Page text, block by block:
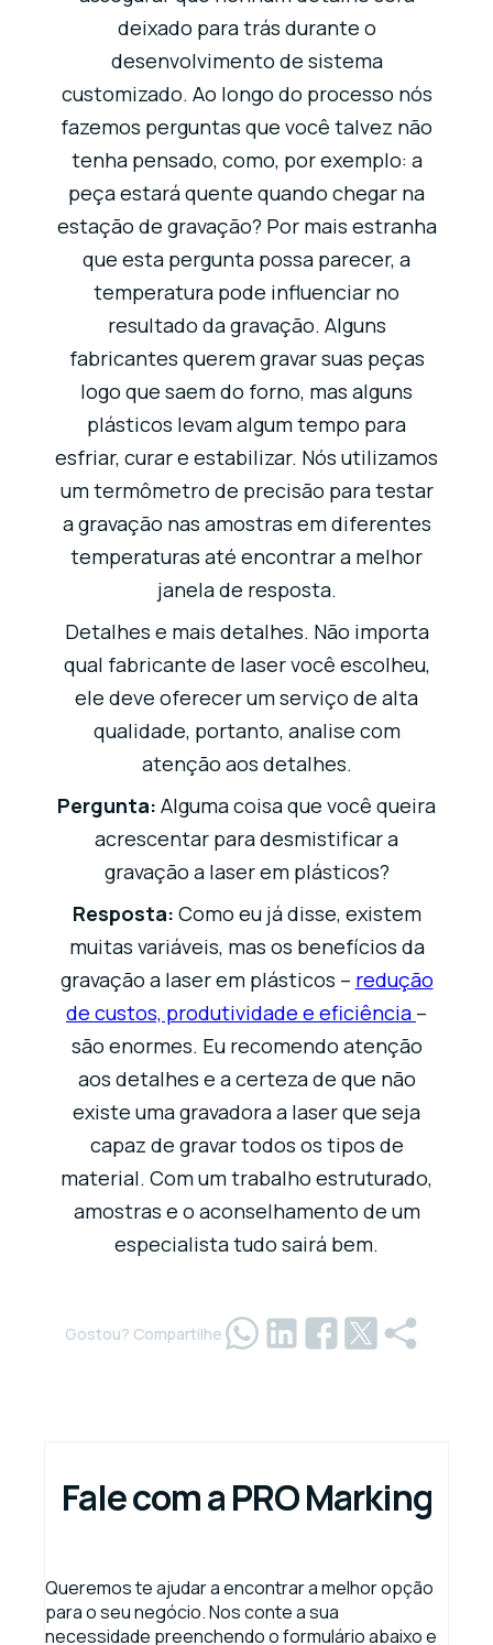
deixado para trás durante o
desenvolvimento de sistema
customizado. Ao longo do processo nós
fazemos perguntas que você talvez não
tenha pensado, como, por exemplo: a
peça estará quente quando chegar na
estação de gravação? Por mais estranha
que esta pergunta possa parecer, a
temperatura pode influenciar no
resultado da gravação. Alguns
fabricantes querem gravar suas peças
logo que saem do forno, mas alguns
plásticos levam algum tempo para
esfriar, curar e estabilizar. Nós utilizamos
um termômetro de precisão para testar
a gravação nas amostras em diferentes
temperaturas até encontrar a melhor
janela de resposta.
Detalhes e mais detalhes. Não importa
qual fabricante de laser você escolheu,
ele deve oferecer um serviço de alta
qualidade, portanto, analise com
atenção aos detalhes.
Pergunta: Alguma coisa que você queira
acrescentar para desmistificar a
gravação a laser em plásticos?
Resposta: Como eu já disse, existem
muitas variáveis, mas os benefícios da
gravação a laser em plásticos – redução
de custos, produtividade e eficiência –
são enormes. Eu recomendo atenção
aos detalhes e a certeza de que não
existe uma gravadora a laser que seja
capaz de gravar todos os tipos de
material. Com um trabalho estruturado,
amostras e o aconselhamento de um
especialista tudo sairá bem.
Gostou? Compartilhe
Fale com a PRO Marking
Queremos te ajudar a encontrar a melhor opção
para o seu negócio. Nos conte a sua
necessidade preenchendo o formulário abaixo e